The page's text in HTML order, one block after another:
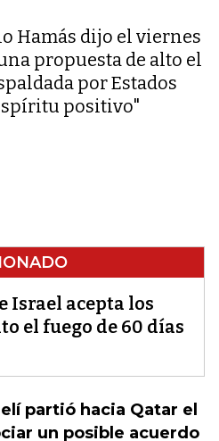
Hamás dijo el viernes
propuesta de alto el
por Estados
positivo"
Israel acepta los
el fuego de 60 días
partió hacia Qatar el
un posible acuerdo